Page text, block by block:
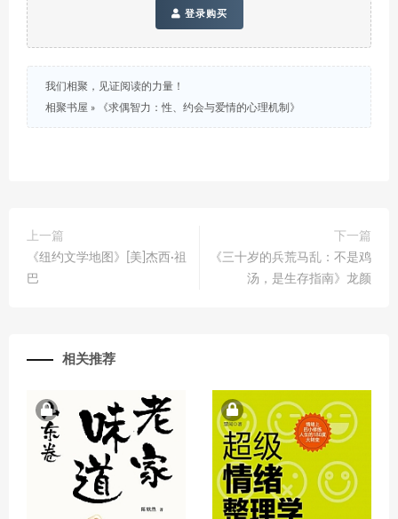
登录购买
我们相聚，见证阅读的力量！
相聚书屋 » 《求偶智力：性、约会与爱情的心理机制》
上一篇
《纽约文学地图》[美]杰西·祖
巴
下一篇
《三十岁的兵荒马乱：不是鸡
汤，是生存指南》龙颜
相关推荐